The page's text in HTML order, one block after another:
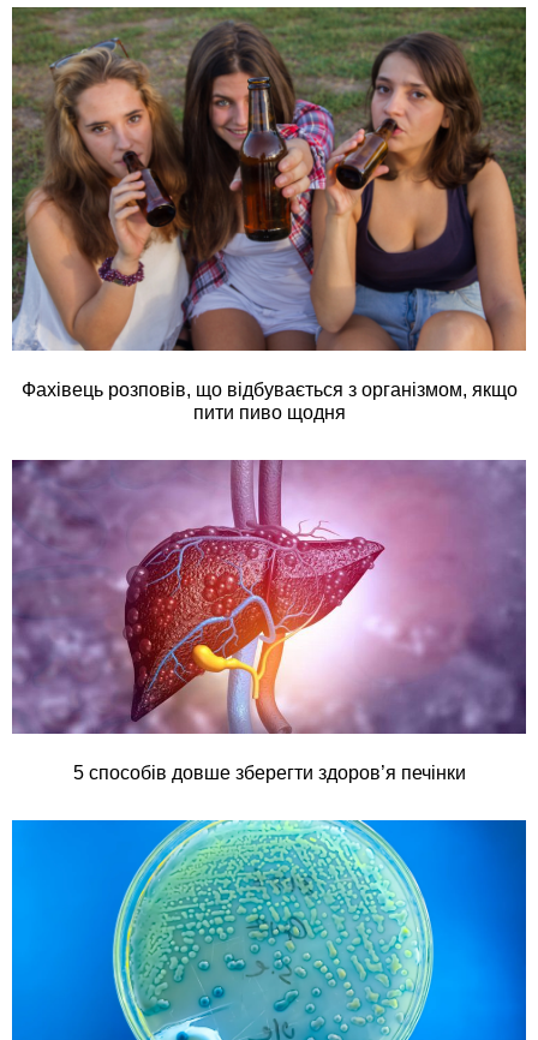
Фахівець розповів, що відбувається з організмом, якщо
пити пиво щодня
5 способів довше зберегти здоров’я печінки